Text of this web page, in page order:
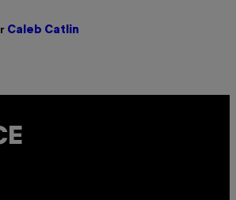
Caleb Catlin